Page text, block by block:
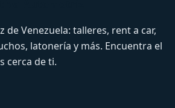
Venezuela: talleres, rent a car,
latonería y más. Encuentra el
cerca de ti.